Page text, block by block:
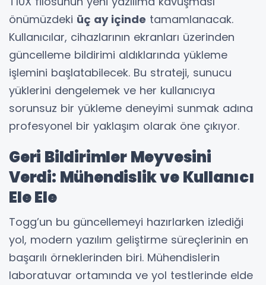
önümüzdeki üç ay içinde tamamlanacak.
Kullanıcılar, cihazlarının ekranları üzerinden
güncelleme bildirimi aldıklarında yükleme
işlemini başlatabilecek. Bu strateji, sunucu
yüklerini dengelemek ve her kullanıcıya
sorunsuz bir yükleme deneyimi sunmak adına
profesyonel bir yaklaşım olarak öne çıkıyor.
Geri Bildirimler Meyvesini
Verdi: Mühendislik ve Kullanıcı
Ele Ele
Togg’un bu güncellemeyi hazırlarken izlediği
yol, modern yazılım geliştirme süreçlerinin en
başarılı örneklerinden biri. Mühendislerin
laboratuvar ortamında ve yol testlerinde elde